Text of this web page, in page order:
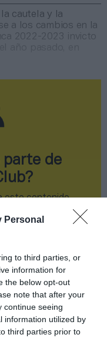
Personal
to third parties, or
information for
the below opt-out
note that after your
continue seeing
information utilized by
third parties prior to
cautela y la
a los cambios en la
2022-2023 invicto
parte de
este contenido